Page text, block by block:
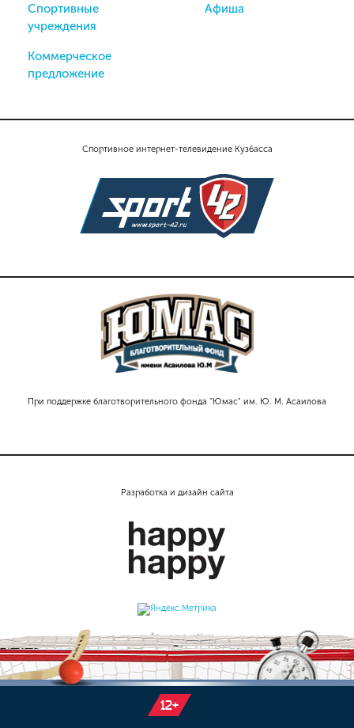
Спортивное интернет-телевидение Кузбасса
При поддержке благотворительного фонда "Юмас" им. Ю. М. Асаилова
Спортивные
учреждения
Коммерческое
предложение
Афиша
Разработка и дизайн сайта
12+